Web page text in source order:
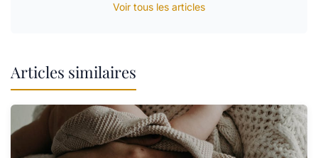
Voir tous les articles
Articles similaires